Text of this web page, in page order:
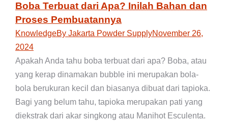
Boba Terbuat dari Apa? Inilah Bahan dan
Proses Pembuatannya
KnowledgeBy Jakarta Powder SupplyNovember 26,
2024
Apakah Anda tahu boba terbuat dari apa? Boba, atau
yang kerap dinamakan bubble ini merupakan bola-
bola berukuran kecil dan biasanya dibuat dari tapioka.
Bagi yang belum tahu, tapioka merupakan pati yang
diekstrak dari akar singkong atau Manihot Esculenta.